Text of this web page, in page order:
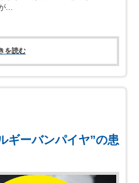
...
を読む
ギーバンパイヤ”の患